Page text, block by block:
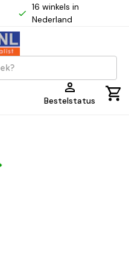
16 winkels in
Nederland
Bestelstatus